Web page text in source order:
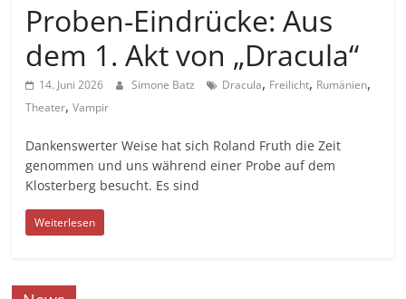
Proben-Eindrücke: Aus
dem 1. Akt von „Dracula“
14. Juni 2026 Simone Batz Dracula, Freilicht, Rumänien,
Theater,Vampir
Dankenswerter Weise hat sich Roland Fruth die Zeit
genommen und uns während einer Probe auf dem
Klosterberg besucht. Es sind
Weiterlesen